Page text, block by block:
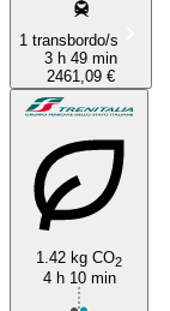
1 transbordo/s
3 h 49 min
2461,09 €
1.42 kg CO2
4 h 10 min